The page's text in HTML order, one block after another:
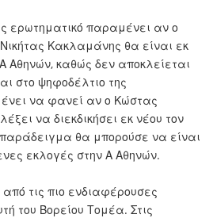
ερωτηματικό παραμένει αν ο
Κακλαμάνης θα είναι εκ
Αθηνών, καθώς δεν αποκλείεται
στο ψηφοδέλτιο της
να φανεί αν ο Κώστας
να διεκδικήσει εκ νέου τον
θα μπορούσε να είναι
εκλογές στην Α Αθηνών.
τις πιο ενδιαφέρουσες
του Βορείου Τομέα. Στις